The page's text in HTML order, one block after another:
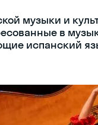
музыки и
в
испанский